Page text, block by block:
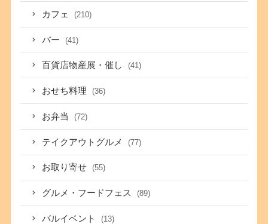
カフェ (210)
バー (41)
百貨店物産展・催し (41)
おせち料理 (36)
お弁当 (72)
テイクアウトグルメ (77)
お取り寄せ (55)
グルメ・フードフェス (89)
バルイベント (13)